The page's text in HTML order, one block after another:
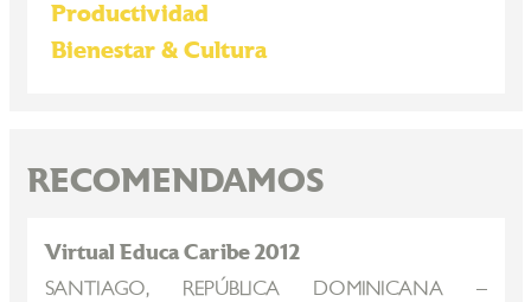
Productividad
Bienestar & Cultura
RECOMENDAMOS
Virtual Educa Caribe 2012
SANTIAGO, REPÚBLICA DOMINICANA –